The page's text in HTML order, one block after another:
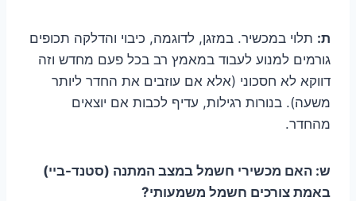
ת: תלוי במכשיר. במזגן, לדוגמה, כיבוי והדלקה תכופים
גורמים למנוע לעבוד במאמץ רב בכל פעם מחדש וזה
דווקא לא חסכוני (אלא אם עוזבים את החדר ליותר
משעה). בנורות רגילות, עדיף לכבות אם יוצאים
מהחדר.
ש: האם מכשירי חשמל במצב המתנה (סטנד-ביי)
באמת צורכים חשמל משמעותי?